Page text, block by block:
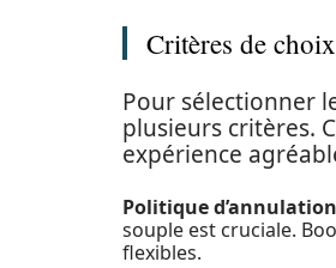
Critères de
Pour sélectionner
plusieurs critères.
expérience
Politique
souple est cruciale.
flexibles.